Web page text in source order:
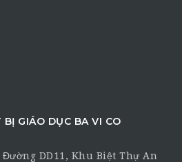
GIÁO DỤC BA VI CO
Đường DD11, Khu Biệt Thự An